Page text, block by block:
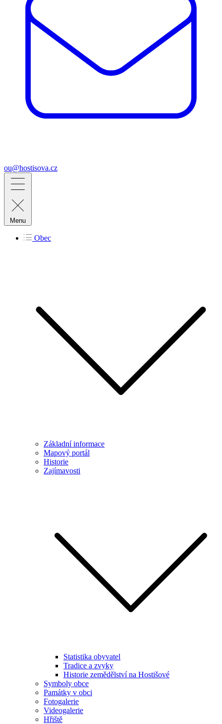
ou@hostisova.cz
Menu
Obec
Základní informace
Mapový portál
Historie
Zajímavosti
Statistika obyvatel
Tradice a zvyky
Historie zemědělství na Hostišové
Symboly obce
Památky v obci
Fotogalerie
Videogalerie
Hřiště